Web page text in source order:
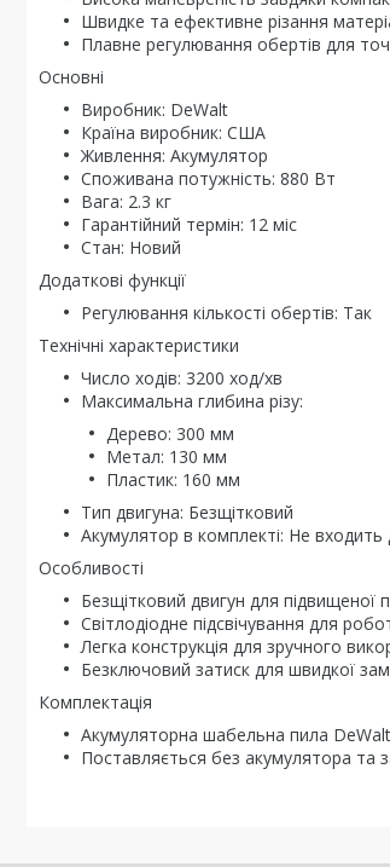
Швидке та ефективне різання
Плавне регулювання обертів для
Основні
Виробник: DeWalt
Країна виробник: США
Живлення: Акумулятор
Споживана потужність: 880 Вт
Вага: 2.3 кг
Гарантійний термін: 12 міс
Стан: Новий
Додаткові функції
Регулювання кількості обертів: Так
Технічні характеристики
Число ходів: 3200 ход/хв
Максимальна глибина різу:
Дерево: 300 мм
Метал: 130 мм
Пластик: 160 мм
Тип двигуна: Безщітковий
Акумулятор в комплекті: Не
Особливості
Безщітковий двигун для підвищеної
Світлодіодне підсвічування для
Легка конструкція для зручного
Безключовий затиск для швидкої
Комплектація
Акумуляторна шабельна пила DeWalt
Поставляється без акумулятора та